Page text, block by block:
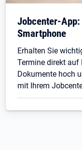
Jobcenter-
Smartphone
Erhalten Sie
Termine direkt auf
Dokumente hoch
mit Ihrem